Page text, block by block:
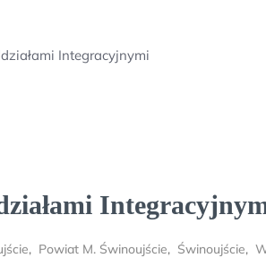
Integracyjnymi
, Powiat M. Świnoujście, Świnoujście,